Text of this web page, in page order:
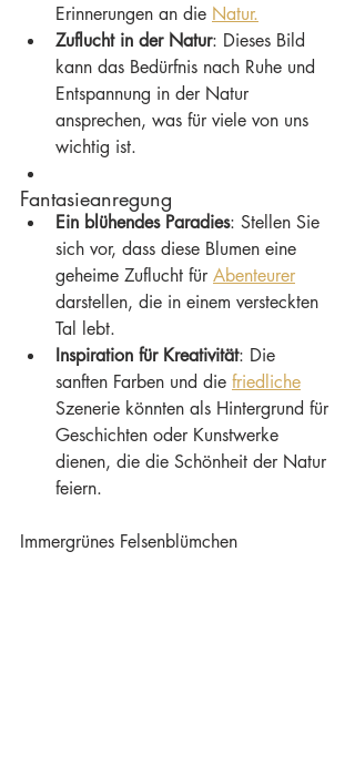
Erinnerungen an die Natur.
Zuflucht in der Natur: Dieses Bild
kann das Bedürfnis nach Ruhe und
Entspannung in der Natur
ansprechen, was für viele von uns
wichtig ist.
Fantasieanregung
Ein blühendes Paradies: Stellen Sie
sich vor, dass diese Blumen eine
geheime Zuflucht für Abenteurer
darstellen, die in einem versteckten
Tal lebt.
Inspiration für Kreativität: Die
sanften Farben und die friedliche
Szenerie könnten als Hintergrund für
Geschichten oder Kunstwerke
dienen, die die Schönheit der Natur
feiern.
Immergrünes Felsenblümchen